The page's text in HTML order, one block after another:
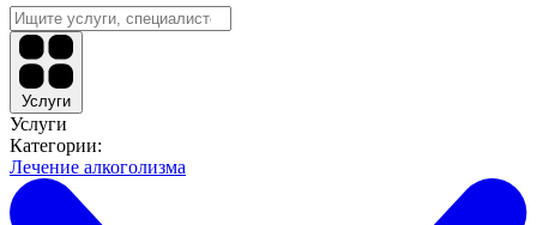
Услуги
Услуги
Категории:
Лечение алкоголизма